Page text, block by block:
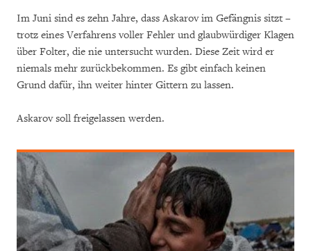
Im Juni sind es zehn Jahre, dass Askarov im Gefängnis sitzt –
trotz eines Verfahrens voller Fehler und glaubwürdiger Klagen
über Folter, die nie untersucht wurden. Diese Zeit wird er
niemals mehr zurückbekommen. Es gibt einfach keinen
Grund dafür, ihn weiter hinter Gittern zu lassen.
Askarov soll freigelassen werden.